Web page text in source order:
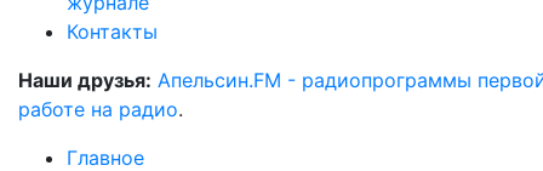
Контакты
Наши друзья: Апельсин.FM - радиопрограммы
работе на радио.
Главное